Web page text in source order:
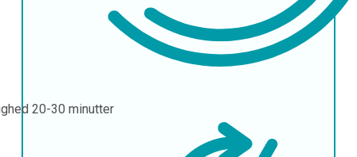
20-30 minutter